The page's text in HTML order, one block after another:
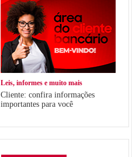
Leis, informes e muito mais
Cliente: confira informações
importantes para você